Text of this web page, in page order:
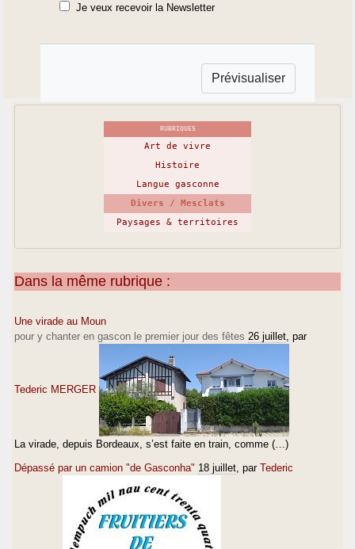
Je veux recevoir la Newsletter
RUBRIQUES
Art de vivre
Histoire
Langue gasconne
Divers / Mesclats
Paysages & territoires
Dans la même rubrique :
Une virade au Moun
pour y chanter en gascon le premier jour des fêtes 26 juillet , par
Tederic MERGER
La virade, depuis Bordeaux, s’est faite en train, comme (…)
Dépassé par un camion "de Gasconha" 18 juillet , par Tederic